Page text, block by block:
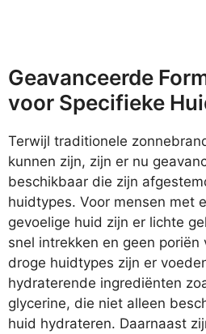
Geavanceerde
voor Specifieke
Terwijl traditionele
kunnen zijn, zijn er nu
beschikbaar die zijn
huidtypes. Voor mensen met
gevoelige huid zijn er lichte
snel intrekken en geen poriën
droge huidtypes zijn er
hydraterende ingrediënten
glycerine, die niet alleen
huid hydrateren. Daarnaast